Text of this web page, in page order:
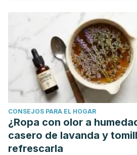
CONSEJOS PARA EL HOGAR
¿Ropa con olor a
casero de lavanda y
refrescarla